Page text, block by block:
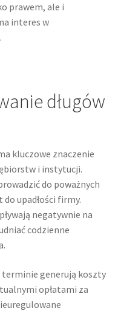
prawem, ale i
interes w
długów
kluczowe znaczenie
i instytucji.
do poważnych
upadłości firmy.
negatywnie na
codzienne
terminie generują koszty
opłatami za